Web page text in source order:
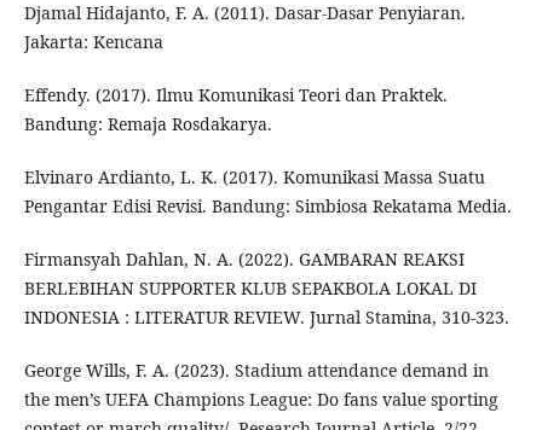
Djamal Hidajanto, F. A. (2011). Dasar-Dasar Penyiaran.
Jakarta: Kencana
Effendy. (2017). Ilmu Komunikasi Teori dan Praktek.
Bandung: Remaja Rosdakarya.
Elvinaro Ardianto, L. K. (2017). Komunikasi Massa Suatu
Pengantar Edisi Revisi. Bandung: Simbiosa Rekatama Media.
Firmansyah Dahlan, N. A. (2022). GAMBARAN REAKSI
BERLEBIHAN SUPPORTER KLUB SEPAKBOLA LOKAL DI
INDONESIA : LITERATUR REVIEW. Jurnal Stamina, 310-323.
George Wills, F. A. (2023). Stadium attendance demand in
the men’s UEFA Champions League: Do fans value sporting